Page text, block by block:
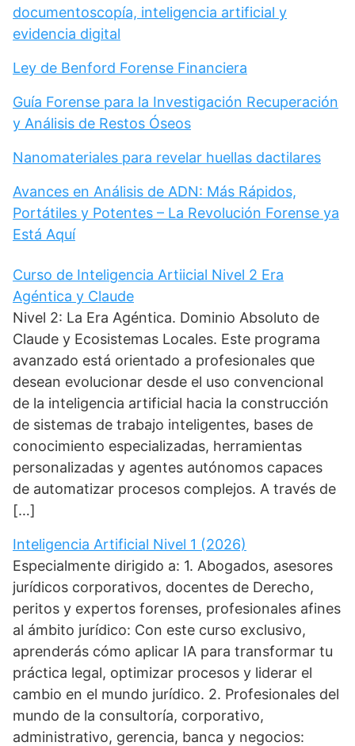
documentoscopía, inteligencia artificial y
evidencia digital
Ley de Benford Forense Financiera
Guía Forense para la Investigación Recuperación
y Análisis de Restos Óseos
Nanomateriales para revelar huellas dactilares
Avances en Análisis de ADN: Más Rápidos,
Portátiles y Potentes – La Revolución Forense ya
Está Aquí
Curso de Inteligencia Artiicial Nivel 2 Era
Agéntica y Claude
Nivel 2: La Era Agéntica. Dominio Absoluto de
Claude y Ecosistemas Locales. Este programa
avanzado está orientado a profesionales que
desean evolucionar desde el uso convencional
de la inteligencia artificial hacia la construcción
de sistemas de trabajo inteligentes, bases de
conocimiento especializadas, herramientas
personalizadas y agentes autónomos capaces
de automatizar procesos complejos. A través de
[…]
Inteligencia Artificial Nivel 1 (2026)
Especialmente dirigido a: 1. Abogados, asesores
jurídicos corporativos, docentes de Derecho,
peritos y expertos forenses, profesionales afines
al ámbito jurídico: Con este curso exclusivo,
aprenderás cómo aplicar IA para transformar tu
práctica legal, optimizar procesos y liderar el
cambio en el mundo jurídico. 2. Profesionales del
mundo de la consultoría, corporativo,
administrativo, gerencia, banca y negocios: